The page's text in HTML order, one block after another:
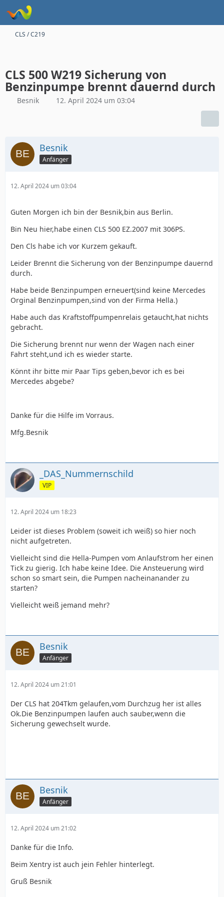
CLS / C219
CLS 500 W219 Sicherung von
Benzinpumpe brennt dauernd durch
Besnik 12. April 2024 um 03:04
Besnik
Anfänger
12. April 2024 um 03:04
Guten Morgen ich bin der Besnik,bin aus Berlin.
Bin Neu hier,habe einen CLS 500 EZ.2007 mit 306PS.
Den Cls habe ich vor Kurzem gekauft.
Leider Brennt die Sicherung von der Benzinpumpe dauernd
durch.
Habe beide Benzinpumpen erneuert(sind keine Mercedes
Orginal Benzinpumpen,sind von der Firma Hella.)
Habe auch das Kraftstoffpumpenrelais getaucht,hat nichts
gebracht.
Die Sicherung brennt nur wenn der Wagen nach einer
Fahrt steht,und ich es wieder starte.
Könnt ihr bitte mir Paar Tips geben,bevor ich es bei
Mercedes abgebe?
Danke für die Hilfe im Vorraus.
Mfg.Besnik
_DAS_Nummernschild
VIP
12. April 2024 um 18:23
Leider ist dieses Problem (soweit ich weiß) so hier noch
nicht aufgetreten.
Vielleicht sind die Hella-Pumpen vom Anlaufstrom her einen
Tick zu gierig. Ich habe keine Idee. Die Ansteuerung wird
schon so smart sein, die Pumpen nacheinanander zu
starten?
Vielleicht weiß jemand mehr?
Besnik
Anfänger
12. April 2024 um 21:01
Der CLS hat 204Tkm gelaufen,vom Durchzug her ist alles
Ok.Die Benzinpumpen laufen auch sauber,wenn die
Sicherung gewechselt wurde.
Besnik
Anfänger
12. April 2024 um 21:02
Danke für die Info.
Beim Xentry ist auch jein Fehler hinterlegt.
Gruß Besnik